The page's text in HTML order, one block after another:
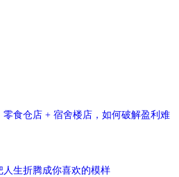
食仓店 + 宿舍楼店，如何破解盈利难
人生折腾成你喜欢的模样